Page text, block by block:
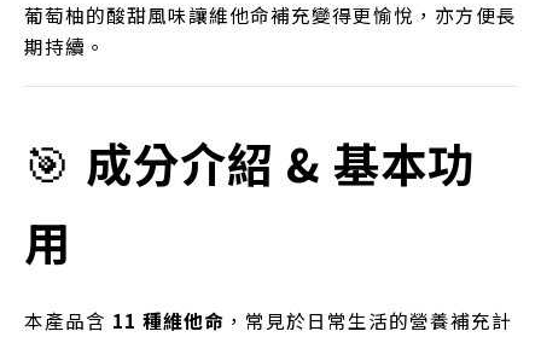
葡萄柚的酸甜風味讓維他命補充變得更愉悅，亦方便長
期持續。
🎯 成分介紹 & 基本功
用
本產品含 11 種維他命 ，常見於日常生活的營養補充計